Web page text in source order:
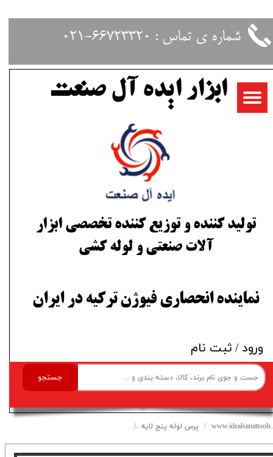
شماره ی تماس : 66723320-021
جستجو
ابزار ایده آل صنعت
تولید کننده و توزیع کننده تخصصی ابزار
آلات صنعتی و لوله کشی
​نماینده انحصاری فیوژن ترکیه در ایران
ورود/ ثبت نام
حساب کاربری من
تغییر گذر واژه
سفارشات
خروج از حساب کاربری
پرس لوله پنج لایه